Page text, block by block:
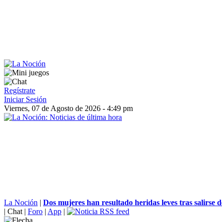
Regístrate
Iniciar Sesión
Viernes, 07 de Agosto de 2026 - 4:49 pm
La Noción | Dos mujeres han resultado heridas leves tras salirse
| Chat | Foro | App |